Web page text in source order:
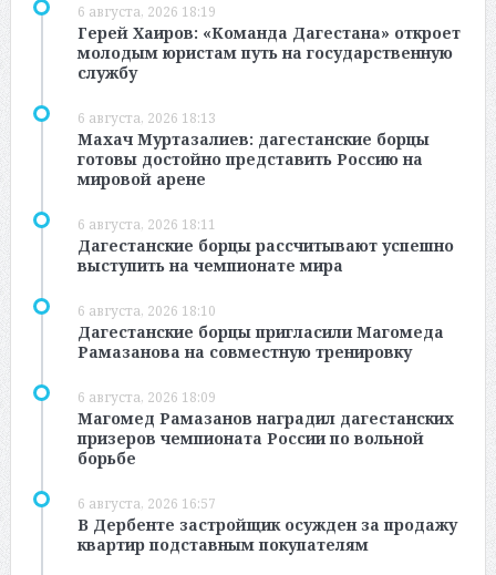
6 августа, 2026 18:19
Герей Хаиров: «Команда Дагестана» откроет
молодым юристам путь на государственную
службу
6 августа, 2026 18:13
Махач Муртазалиев: дагестанские борцы
готовы достойно представить Россию на
мировой арене
6 августа, 2026 18:11
Дагестанские борцы рассчитывают успешно
выступить на чемпионате мира
6 августа, 2026 18:10
Дагестанские борцы пригласили Магомеда
Рамазанова на совместную тренировку
6 августа, 2026 18:09
Магомед Рамазанов наградил дагестанских
призеров чемпионата России по вольной
борьбе
6 августа, 2026 16:57
В Дербенте застройщик осужден за продажу
квартир подставным покупателям